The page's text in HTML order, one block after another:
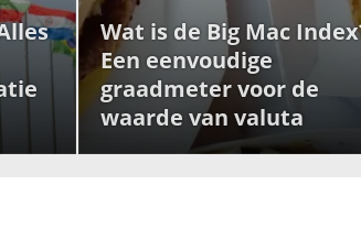
Wat is de Big Mac
Een eenvoudige
graadmeter voor de
waarde van valuta